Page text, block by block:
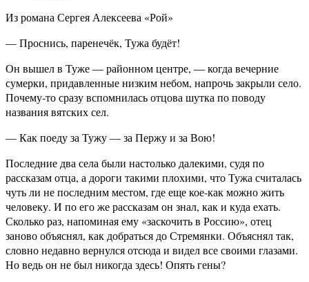
Из романа Сергея Алексеева «Рой»
— Проснись, паренечёк, Тужа будёт!
Он вышел в Туже — районном центре, — когда вечерние
сумерки, придавленные низким небом, напрочь закрыли село.
Почему-то сразу вспомнилась отцова шутка по поводу
названия вятских сел.
— Как поеду за Тужу — за Пержу и за Вою!
Последние два села были настолько далекими, судя по
рассказам отца, а дороги такими плохими, что Тужа считалась
чуть ли не последним местом, где еще кое-как можно жить
человеку. И по его же рассказам он знал, как и куда ехать.
Сколько раз, напоминая ему «заскочить в Россию», отец
заново объяснял, как добраться до Стремянки. Объяснял так,
словно недавно вернулся отсюда и видел все своими глазами.
Но ведь он не был никогда здесь! Опять гены?